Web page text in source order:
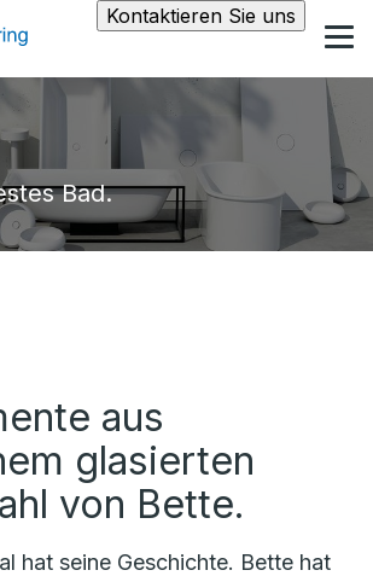
Kontaktieren Sie uns
Bad.
aus
glasierten
von Bette.
hat seine Geschichte. Bette hat